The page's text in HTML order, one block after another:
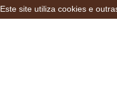
Este site utiliza cookies e